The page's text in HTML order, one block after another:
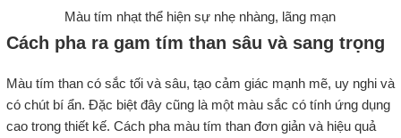
Màu tím nhạt thể hiện sự nhẹ nhàng, lãng mạn
Cách pha ra gam tím than sâu và sang trọng
Màu tím than có sắc tối và sâu, tạo cảm giác mạnh mẽ, uy nghi và
có chút bí ẩn. Đặc biệt đây cũng là một màu sắc có tính ứng dụng
cao trong thiết kế. Cách pha màu tím than đơn giản và hiệu quả